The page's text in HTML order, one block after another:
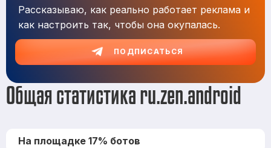
Рассказываю, как реально работает реклама и
как настроить так, чтобы она окупалась.
ПОДПИСАТЬСЯ
Общая статистика ru.zen.android
На площадке 17% ботов